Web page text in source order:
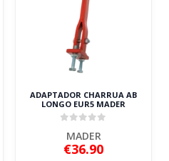
ADAPTADOR CHARRUA AB
LONGO EUR5 MADER
MADER
€36.90